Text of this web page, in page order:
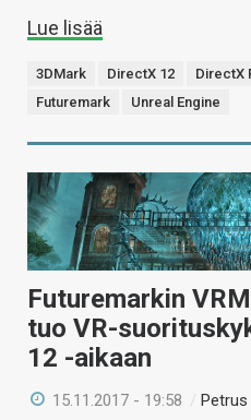
Lue lisää
3DMark DirectX 12 DirectX
Futuremark
Unreal Engine
Futuremarkin
tuo VR-
12 -aikaan
15.11.2017 - 19:58 /Petrus